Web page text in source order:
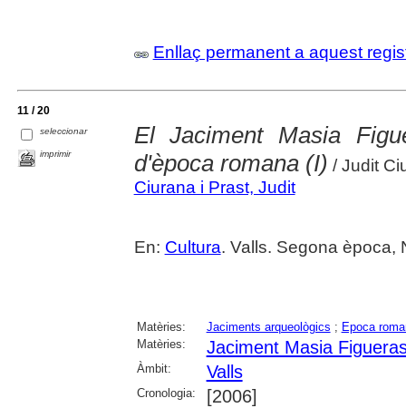
Enllaç permanent a aquest
11 / 20
seleccionar
imprimir
El Jaciment Masia
d'època romana (I) / Judit
Ciurana i Prast, Judit
En: Cultura. Valls. Segona època,
Matèries: Jaciments arqueològics ; Epoca
Matèries:
Jaciment Masia
Àmbit: Valls
Cronologia: [2006]